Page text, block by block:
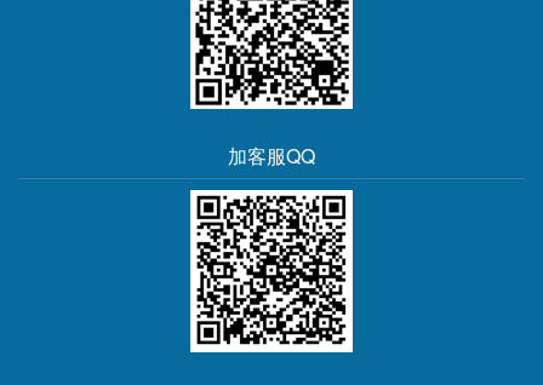
加客服QQ